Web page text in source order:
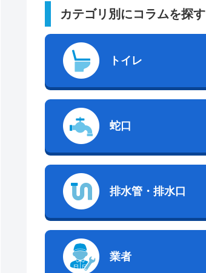
カテゴリ別にコラムを探す
トイレ
蛇口
排水管・排水口
業者